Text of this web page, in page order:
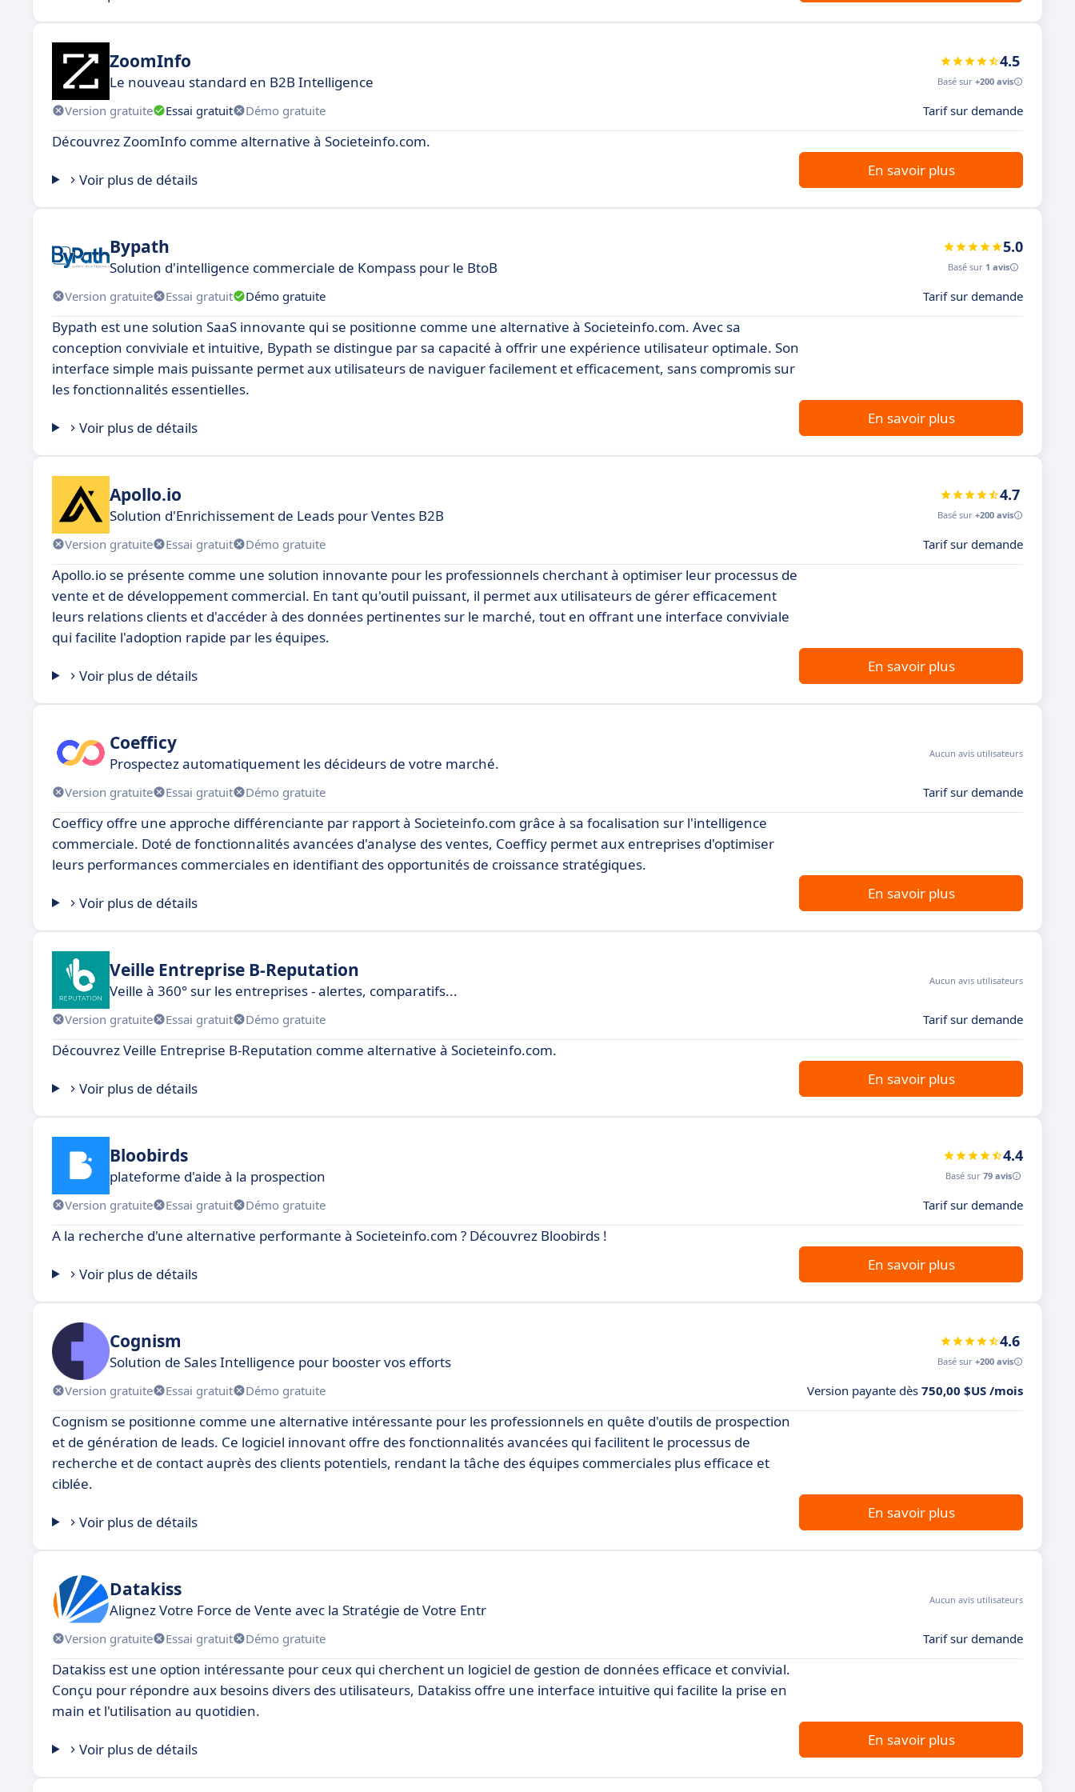
ZoomInfo
Le nouveau standard en B2B Intelligence
4.5
Basé sur +200 avis
Version gratuite Essai gratuit Démo gratuite Tarif sur demande
Découvrez ZoomInfo comme alternative à Societeinfo.com.
Voir plus de détails
En savoir plus
Bypath
Solution d'intelligence commerciale de Kompass pour le BtoB
5.0
Basé sur 1 avis
Version gratuite Essai gratuit Démo gratuite Tarif sur demande
Bypath est une solution SaaS innovante qui se positionne comme une alternative à Societeinfo.com. Avec sa
conception conviviale et intuitive, Bypath se distingue par sa capacité à offrir une expérience utilisateur optimale. Son
interface simple mais puissante permet aux utilisateurs de naviguer facilement et efficacement, sans compromis sur
les fonctionnalités essentielles.
Voir plus de détails
En savoir plus
Apollo.io
Solution d'Enrichissement de Leads pour Ventes B2B
4.7
Basé sur +200 avis
Version gratuite Essai gratuit Démo gratuite Tarif sur demande
Apollo.io se présente comme une solution innovante pour les professionnels cherchant à optimiser leur processus de
vente et de développement commercial. En tant qu'outil puissant, il permet aux utilisateurs de gérer efficacement
leurs relations clients et d'accéder à des données pertinentes sur le marché, tout en offrant une interface conviviale
qui facilite l'adoption rapide par les équipes.
Voir plus de détails
En savoir plus
Coefficy
Prospectez automatiquement les décideurs de votre marché.
Aucun avis utilisateurs
Version gratuite Essai gratuit Démo gratuite Tarif sur demande
Coefficy offre une approche différenciante par rapport à Societeinfo.com grâce à sa focalisation sur l'intelligence
commerciale. Doté de fonctionnalités avancées d'analyse des ventes, Coefficy permet aux entreprises d'optimiser
leurs performances commerciales en identifiant des opportunités de croissance stratégiques.
Voir plus de détails
En savoir plus
Veille Entreprise B-Reputation
Veille à 360° sur les entreprises - alertes, comparatifs...
Aucun avis utilisateurs
Version gratuite Essai gratuit Démo gratuite Tarif sur demande
Découvrez Veille Entreprise B-Reputation comme alternative à Societeinfo.com.
Voir plus de détails
En savoir plus
Bloobirds
plateforme d'aide à la prospection
4.4
Basé sur 79 avis
Version gratuite Essai gratuit Démo gratuite Tarif sur demande
A la recherche d'une alternative performante à Societeinfo.com ? Découvrez Bloobirds !
Voir plus de détails
En savoir plus
Cognism
Solution de Sales Intelligence pour booster vos efforts
4.6
Basé sur +200 avis
Version gratuite Essai gratuit Démo gratuite Version payante dès 750,00 $US /mois
Cognism se positionne comme une alternative intéressante pour les professionnels en quête d'outils de prospection
et de génération de leads. Ce logiciel innovant offre des fonctionnalités avancées qui facilitent le processus de
recherche et de contact auprès des clients potentiels, rendant la tâche des équipes commerciales plus efficace et
ciblée.
Voir plus de détails
En savoir plus
Datakiss
Alignez Votre Force de Vente avec la Stratégie de Votre Entr
Aucun avis utilisateurs
Version gratuite Essai gratuit Démo gratuite Tarif sur demande
Datakiss est une option intéressante pour ceux qui cherchent un logiciel de gestion de données efficace et convivial.
Conçu pour répondre aux besoins divers des utilisateurs, Datakiss offre une interface intuitive qui facilite la prise en
main et l'utilisation au quotidien.
Voir plus de détails
En savoir plus